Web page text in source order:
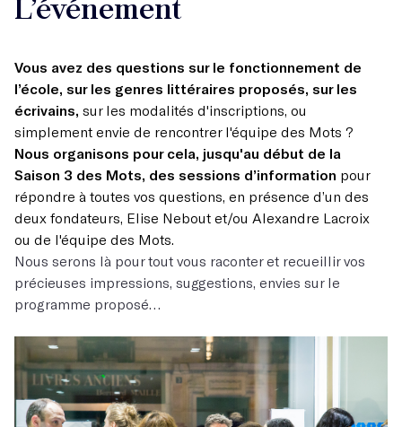
L’événement
Vous avez des questions sur le fonctionnement de
l’école, sur les genres littéraires proposés, sur les
écrivains, sur les modalités d'inscriptions, ou
simplement envie de rencontrer l'équipe des Mots ?
Nous organisons pour cela, jusqu'au début de la
Saison 3 des Mots, des sessions d’information pour
répondre à toutes vos questions, en présence d’un des
deux fondateurs, Elise Nebout et/ou Alexandre Lacroix
ou de l'équipe des Mots.
Nous serons là pour tout vous raconter et recueillir vos
précieuses impressions, suggestions, envies sur le
programme proposé…